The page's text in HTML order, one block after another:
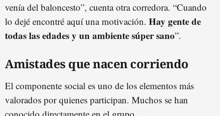
venía del baloncesto”, cuenta otra corredora. “Cuando
lo dejé encontré aquí una motivación. Hay gente de
todas las edades y un ambiente súper sano”.
Amistades que nacen corriendo
El componente social es uno de los elementos más
valorados por quienes participan. Muchos se han